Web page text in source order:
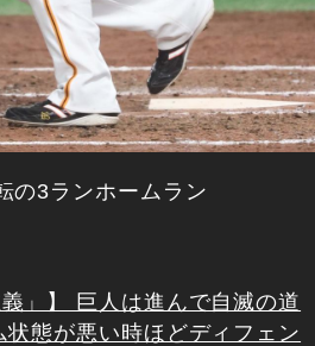
の3ランホームラン
」】 巨人は進んで自滅の道
態が悪い時ほどディフェン